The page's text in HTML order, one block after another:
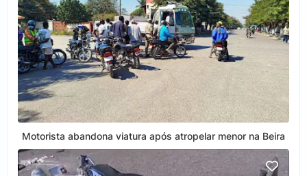
Motorista abandona viatura após atropelar menor na Beira